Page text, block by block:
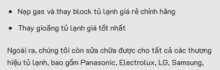
Nạp gas và thay block tủ lạnh giá rẻ chính hãng
Thay gioăng tủ lạnh giá tốt nhất
Ngoài ra, chúng tôi còn sửa chữa được cho tất cả các thương
hiệu tủ lạnh, bao gồm Panasonic, Electrolux, LG, Samsung,